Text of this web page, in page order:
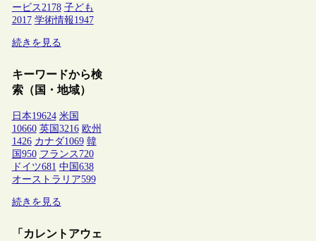
ービス2178 子ども
2017 学術情報1947
続きを見る
キーワードから検
索（国・地域）
日本19624 米国
10660 英国3216 欧州
1426 カナダ1069 韓
国950 フランス 720
ドイツ681 中国638
オーストラリア599
続きを見る
「カレントアウェ